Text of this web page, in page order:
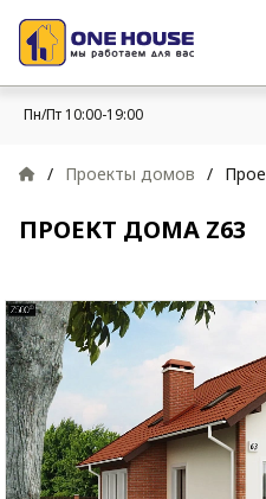
Пн/Пт 10:00-19:00
/ Проекты домов /
ПРОЕКТ ДОМА Z63